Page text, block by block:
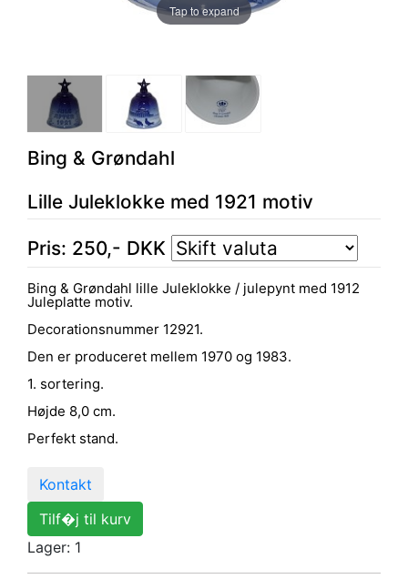
Tap to expand
Bing & Grøndahl
Lille Juleklokke med 1921 motiv
Pris: 250,- DKK
Bing & Grøndahl lille Juleklokke / julepynt med 1912
Juleplatte motiv.
Decorationsnummer 12921.
Den er produceret mellem 1970 og 1983.
1. sortering.
Højde 8,0 cm.
Perfekt stand.
Kontakt
Tilf�j til kurv
Lager: 1